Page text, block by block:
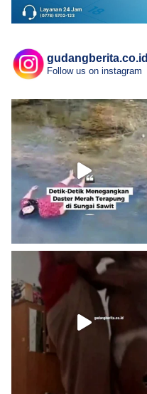
gudangberita.co.id
Follow us on instagram